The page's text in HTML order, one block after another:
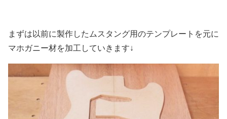
まずは以前に製作したムスタング用のテンプレートを元に
マホガニー材を加工していきます↓